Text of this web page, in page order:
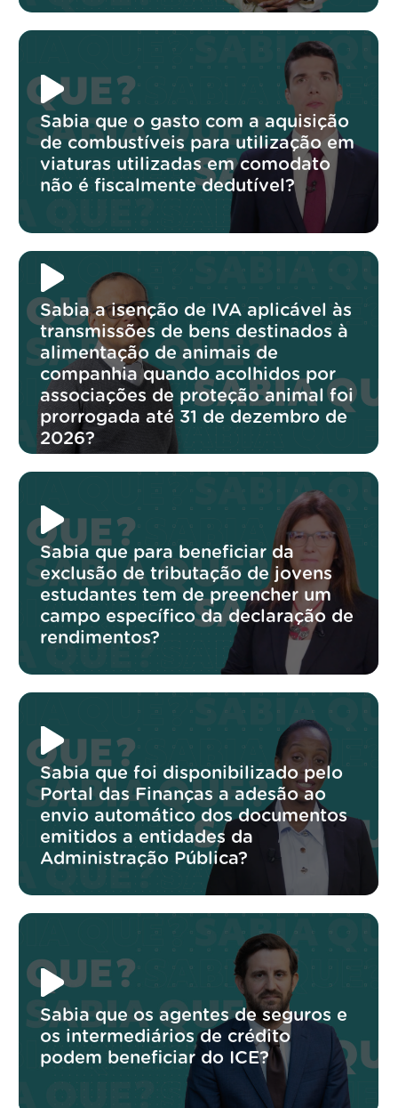
Sabia que o gasto com a aquisição
de combustíveis para utilização em
viaturas utilizadas em comodato
não é fiscalmente dedutível?
Sabia a isenção de IVA aplicável às
transmissões de bens destinados à
alimentação de animais de
companhia quando acolhidos por
associações de proteção animal foi
prorrogada até 31 de dezembro de
2026?
Sabia que para beneficiar da
exclusão de tributação de jovens
estudantes tem de preencher um
campo específico da declaração de
rendimentos?
Sabia que foi disponibilizado pelo
Portal das Finanças a adesão ao
envio automático dos documentos
emitidos a entidades da
Administração Pública?
Sabia que os agentes de seguros e
os intermediários de crédito
podem beneficiar do ICE?